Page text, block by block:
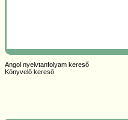
Angol nyelvtanfolyam kereső
Könyvelő kereső